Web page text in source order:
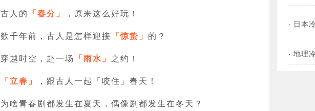
古人的 「春分」
，原来这么好玩！
数千年前，古人是怎样迎接 「惊蛰」 的？
穿越时空，赴一场 「雨水」 之约！
「立春」
，跟古人一起「咬住」春天！
为啥青春剧都发生在夏天，偶像剧都发生在冬天？
· 日本
· 地理